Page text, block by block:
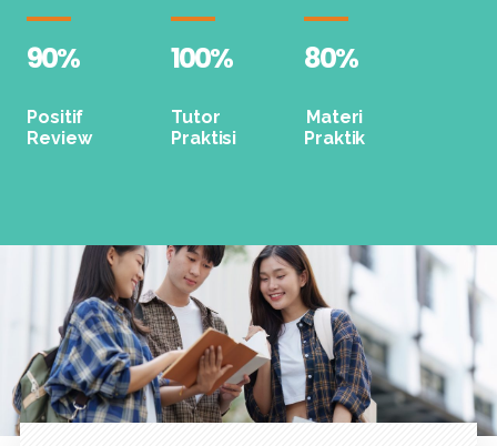
90%
Positif
Review
100%
Tutor
Praktisi
80%
Materi
Praktik